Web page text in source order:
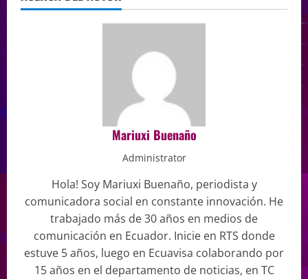
Mariuxi Buenaño
Administrator
Hola! Soy Mariuxi Buenaño, periodista y
comunicadora social en constante innovación. He
trabajado más de 30 años en medios de
comunicación en Ecuador. Inicie en RTS donde
estuve 5 años, luego en Ecuavisa colaborando por
15 años en el departamento de noticias, en TC